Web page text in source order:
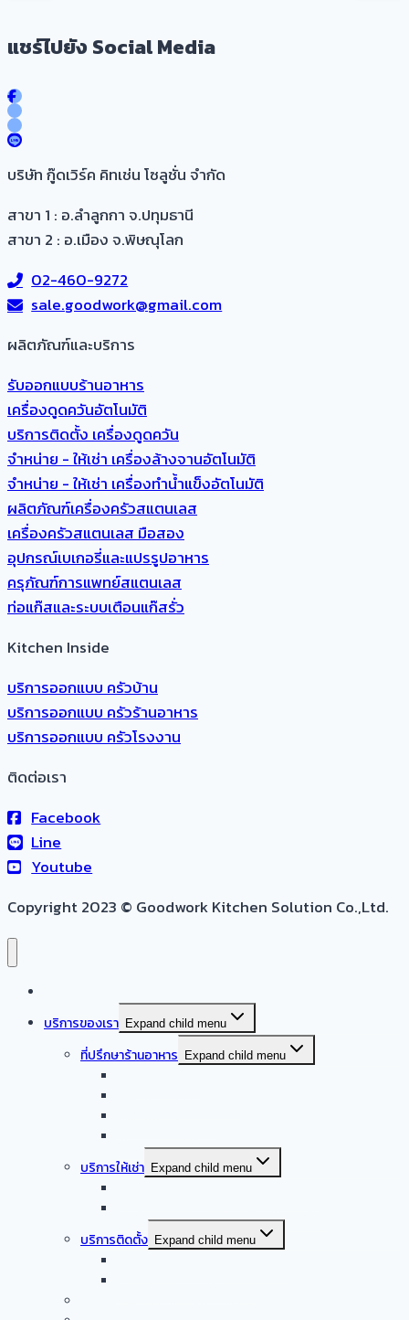
แชร์ไปยัง Social Media
บริษัท กู๊ดเวิร์ค คิทเช่น โซลูชั่น จำกัด
สาขา 1 : อ.ลำลูกกา จ.ปทุมธานี
สาขา 2 : อ.เมือง จ.พิษณุโลก
02-460-9272
sale.goodwork@gmail.com
ผลิตภัณฑ์และบริการ​
รับออกแบบร้านอาหาร
เครื่องดูดควันอัตโนมัติ
บริการติดตั้ง เครื่องดูดควัน
จำหน่าย - ให้เช่า เครื่องล้างจานอัตโนมัติ
จำหน่าย - ให้เช่า เครื่องทำน้ำแข็งอัตโนมัติ
ผลิตภัณฑ์เครื่องครัวสแตนเลส
เครื่องครัวสแตนเลส มือสอง
อุปกรณ์เบเกอรี่และแปรรูปอาหาร
ครุภัณฑ์การแพทย์สแตนเลส
ท่อแก๊สและระบบเตือนแก๊สรั่ว
Kitchen Inside
บริการออกแบบ ครัวบ้าน
บริการออกแบบ ครัวร้านอาหาร
บริการออกแบบ ครัวโรงงาน
ติดต่อเรา
Facebook
Line
Youtube
Copyright 2023 © Goodwork Kitchen Solution Co.,Ltd.
บริการของเรา Expand child menu
ที่ปรึกษาร้านอาหาร Expand child menu
บริการให้เช่า Expand child menu
บริการติดตั้ง Expand child menu